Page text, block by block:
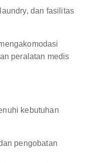
dan fasilitas
peralatan medis
kebutuhan
pengobatan